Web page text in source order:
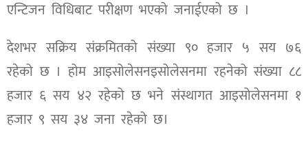
एन्टिजन विधिबाट परीक्षण भएको जनाईएको छ ।
देशभर सक्रिय संक्रमितको संख्या ९० हजार ५ सय ७६
रहेको छ । होम आइसोलेसनइसोलेसनमा रहनेको संख्या ८८
हजार ६ सय ४२ रहेको छ भने संस्थागत आइसोलेसनमा १
हजार ९ सय ३४ जना रहेको छ।